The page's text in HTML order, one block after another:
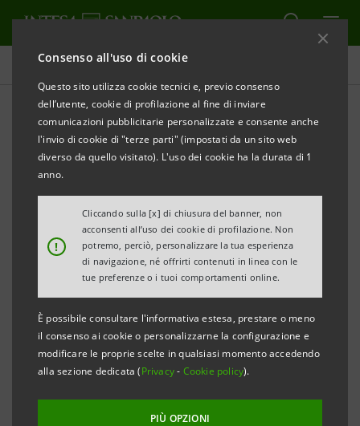
Consenso all'uso di cookie
Questo sito utilizza cookie tecnici e, previo consenso
dell’utente, cookie di profilazione al fine di inviare
comunicazioni pubblicitarie personalizzate e consente anche
l'invio di cookie di "terze parti" (impostati da un sito web
diverso da quello visitato). L'uso dei cookie ha la durata di 1
anno.
!
Cliccando sulla [x] di chiusura del banner, non
acconsenti all’uso dei cookie di profilazione. Non
potremo, perciò, personalizzare la tua esperienza
di navigazione, né offrirti contenuti in linea con le
tue preferenze o i tuoi comportamenti online.
È possibile consultare l'informativa estesa, prestare o meno
il consenso ai cookie o personalizzarne la configurazione e
modificare le proprie scelte in qualsiasi momento accedendo
alla sezione dedicata (Privacy- Cookie policy).
PIÙ OPZIONI
Comunicati stampa
STAMPA AGGIORNA
COMUNICATO STAMPA
INAUGURATO IL NUOVO ALLESTIMENTO DEL
RACCOLTI OLTRE 100 MILA EURO PER IL PROGETTO
DI TRASFORMAZIONE DIGITALE SOSTENUTO DA
INTESA SANPAOLO
Un progetto per valorizzare e rendere più
fruibile il Museo del Distretto dello
Sportsystem e per avvicinare le nuove
generazioni a una storia che sposa